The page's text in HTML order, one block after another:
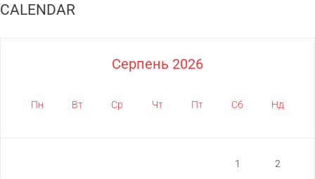
CALENDAR
Серпень 2026
Пн Вт Ср Чт Пт Сб Нд
1 2